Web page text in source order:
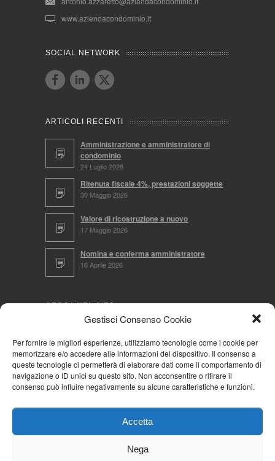
Gestisci Consenso Cookie
Per fornire le migliori esperienze, utilizziamo tecnologie come i cookie per
memorizzare e/o accedere alle informazioni del dispositivo. Il consenso a
queste tecnologie ci permetterà di elaborare dati come il comportamento di
navigazione o ID unici su questo sito. Non acconsentire o ritirare il
consenso può influire negativamente su alcune caratteristiche e funzioni.
Accetta
Nega
www.aziendacondominio.it
SOCIAL NETWORK
ARTICOLI RECENTI
Amministrazione e amministratore di
condominio
24 Luglio 2026
Ritenuta fiscale 4%, prestazioni soggette
30 Maggio 2026
Valore di ricostruzione a nuovo
17 Maggio 2026
Nomina e conferma amministratore
16 Aprile 2026
CERCA NEL SITO
NAVIGA PER
Mappa completa
Cookie Policy (UE)
Iscriviti alla Community AziendaCondominio